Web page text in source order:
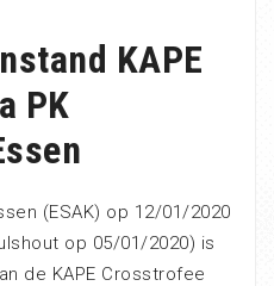
KAPE
PK
(ESAK) op 12/01/2020
op 05/01/2020) is
de KAPE Crosstrofee